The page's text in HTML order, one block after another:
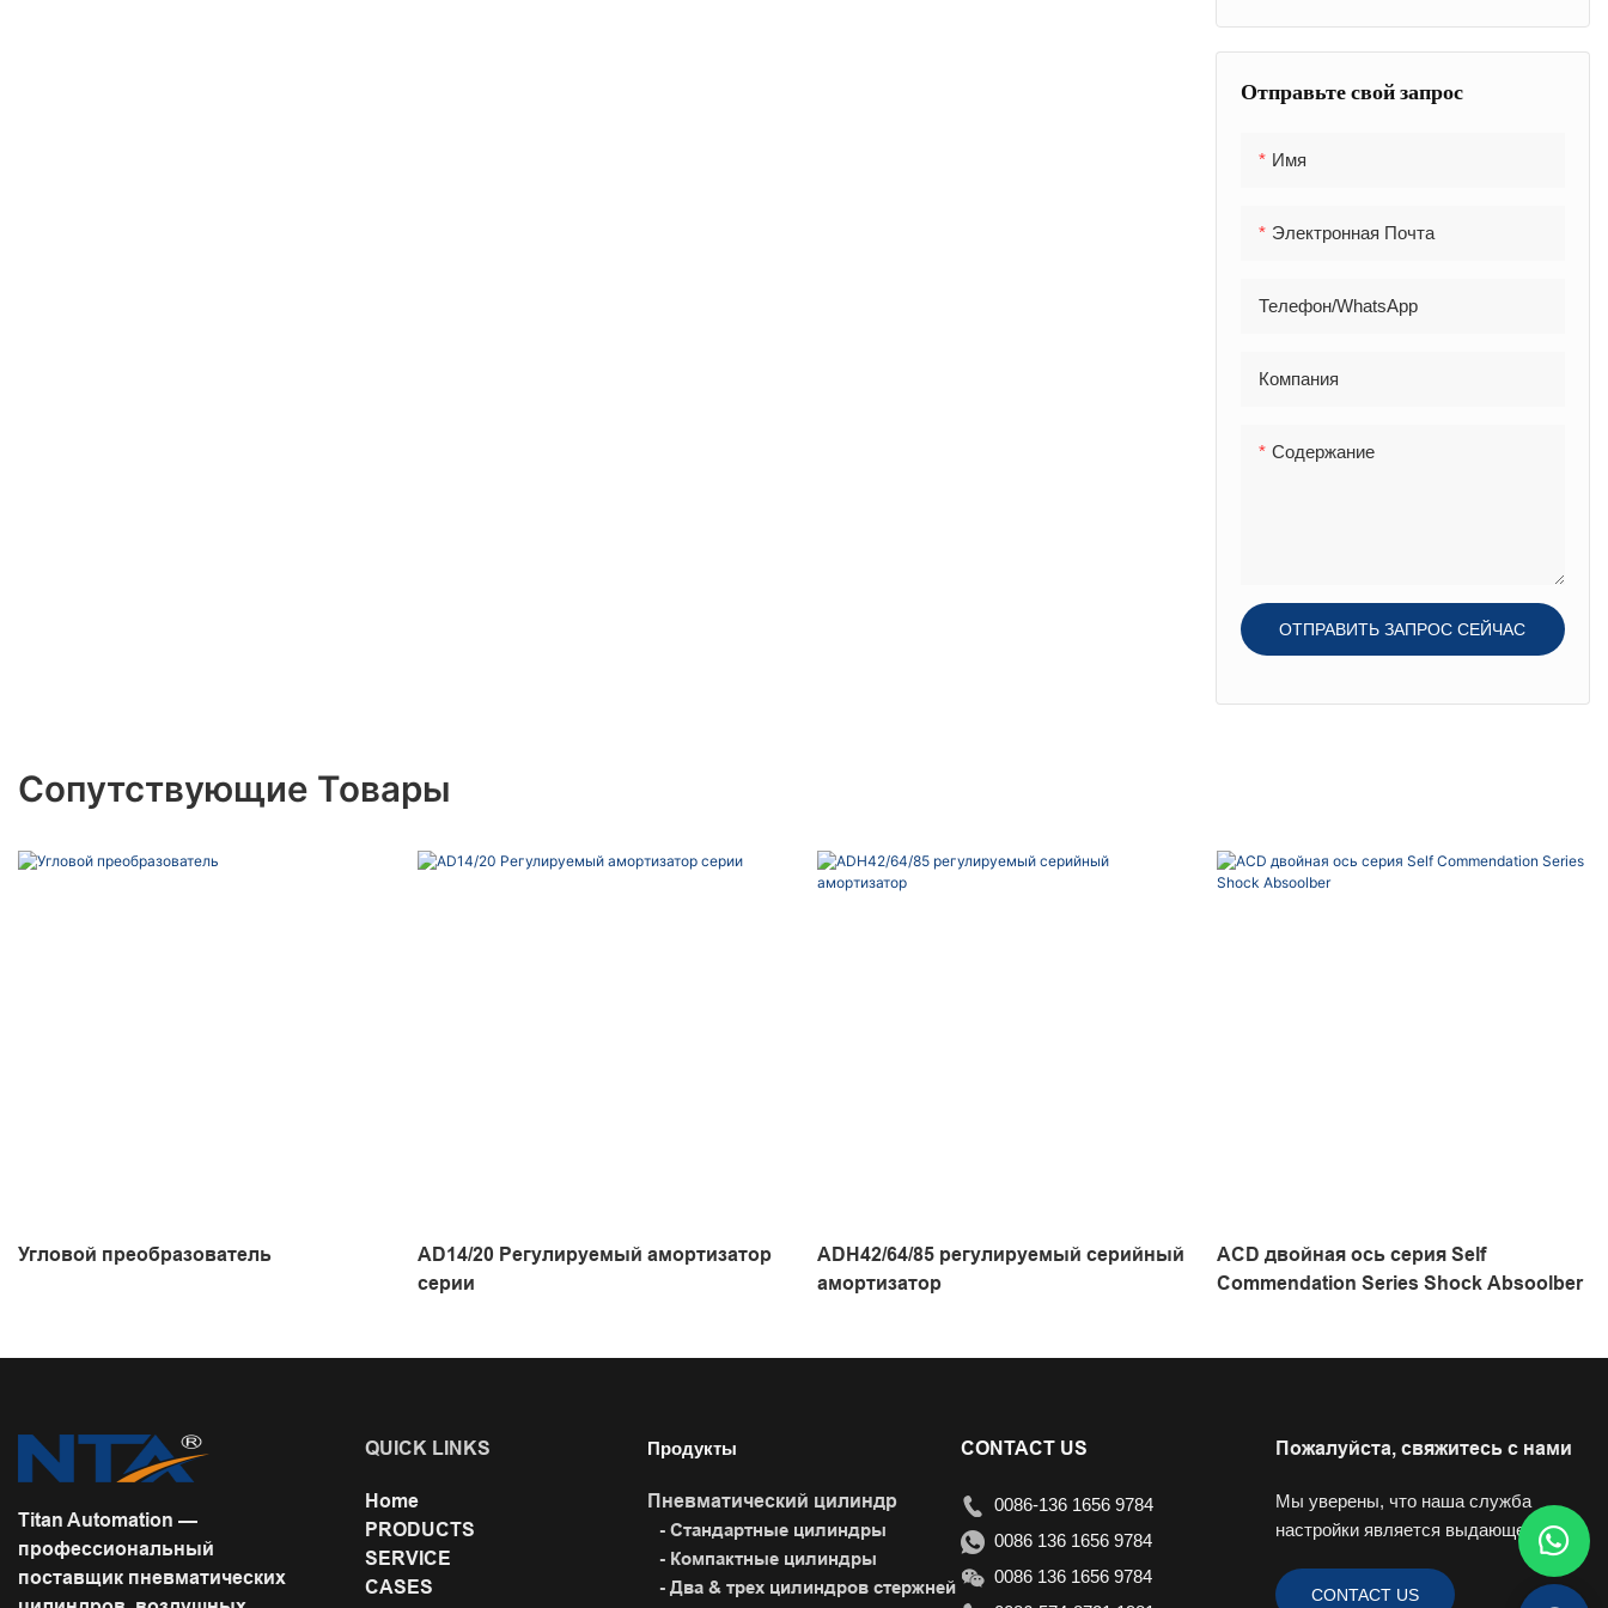
Другой фл
клапаны
Адаптеры
муфт
Воздушный шланг
Отправьте свой запрос
Имя
Электронная Почта
Телефон/WhatsApp
Компания
Содержание
ОТПРАВИТЬ ЗАПРОС СЕЙЧАС
Сопутствующие Товары
Угловой преобразователь
AD14/20 Регулируемый амортизатор
серии
ADH42/64/85 регулируемый серийный
амортизатор
ACD двойная ось серия Self
Commendation Series Shock Absoolber
Titan Automation —
профессиональный
поставщик пневматических
QUICK LINKS
Home
PRODUCTS
SERVICE
CASES
Продукты
Пневматический цилиндр
- Стандартные цилиндры
- Компактные цилиндры
- Два & трех цилиндров стержней
CONTACT US
0086-136 1656 9784
0086 136 1656 9784
0086 136 1656 9784
Пожалуйста, свяжитесь с нами
Мы уверены, что наша служба
настройки является выдающейся.
CONTACT US